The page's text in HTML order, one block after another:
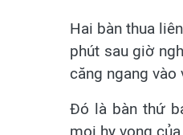
Hai bàn thua
phút sau giờ
căng ngang
Đó là bàn thứ